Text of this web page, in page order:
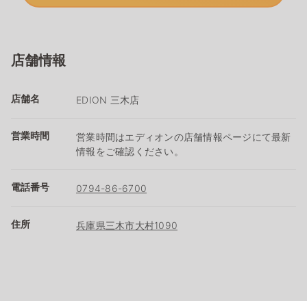
店舗情報
店舗名 EDION 三木店
営業時間
営業時間はエディオンの店舗情報ページにて最新
情報をご確認ください。
電話番号 0794-86-6700
住所 兵庫県三木市大村1090